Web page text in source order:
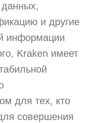
и другие
информации
Kraken имеет
для тех, кто
совершения